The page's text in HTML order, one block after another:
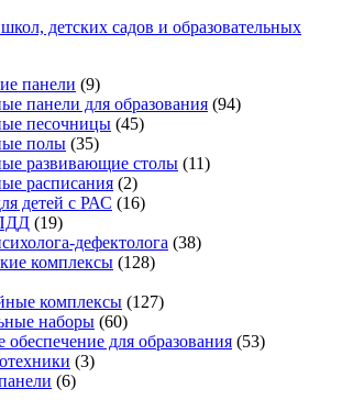
детских садов и образовательных
панели (9)
панели для образования (94)
песочницы (45)
полы (35)
развивающие столы (11)
расписания (2)
детей с РАС (16)
(19)
дефектолога (38)
комплексы (128)
комплексы (127)
наборы (60)
для образования (53)
(3)
(6)